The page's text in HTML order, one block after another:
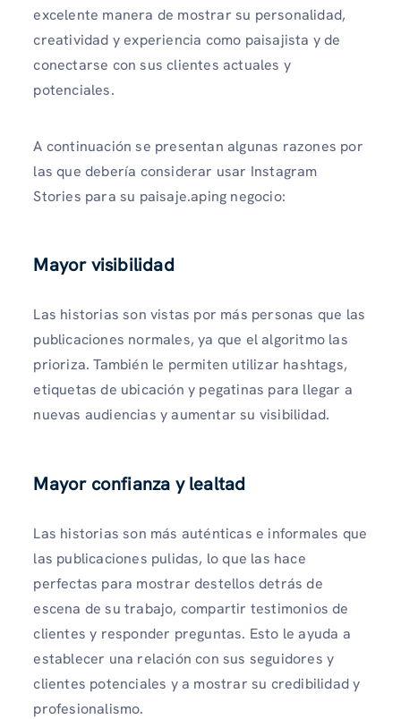
excelente manera de mostrar su personalidad,
creatividad y experiencia como paisajista y de
conectarse con sus clientes actuales y
potenciales.
A continuación se presentan algunas razones por
las que debería considerar usar Instagram
Stories para su paisaje.aping negocio:
Mayor visibilidad
Las historias son vistas por más personas que las
publicaciones normales, ya que el algoritmo las
prioriza. También le permiten utilizar hashtags,
etiquetas de ubicación y pegatinas para llegar a
nuevas audiencias y aumentar su visibilidad.
Mayor confianza y lealtad
Las historias son más auténticas e informales que
las publicaciones pulidas, lo que las hace
perfectas para mostrar destellos detrás de
escena de su trabajo, compartir testimonios de
clientes y responder preguntas. Esto le ayuda a
establecer una relación con sus seguidores y
clientes potenciales y a mostrar su credibilidad y
profesionalismo.